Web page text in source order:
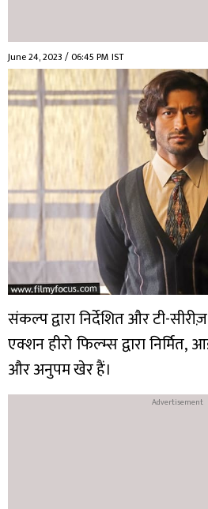
June 24, 2023 / 06:45 PM IST
संकल्प द्वारा निर्देशित और टी-
एक्शन हीरो फिल्म्स द्वारा निर्मित,
और अनुपम खेर हैं।